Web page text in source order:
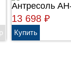
Антресоль
13 698₽